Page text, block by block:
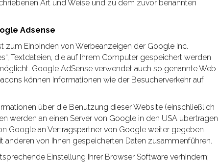
Art und Weise und zu dem zuvor benannten
Adsense
zum Einbinden von Werbeanzeigen der Google Inc.
Textdateien, die auf Ihrem Computer gespeichert werden
Google AdSense verwendet auch so genannte Web
können Informationen wie der Besucherverkehr auf
über die Benutzung dieser Website (einschließlich
werden an einen Server von Google in den USA übertragen
Google an Vertragspartner von Google weiter gegeben
von Ihnen gespeicherten Daten zusammenführen.
Einstellung Ihrer Browser Software verhindern;